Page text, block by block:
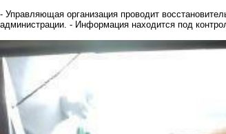
- Управляющая организация проводит
администрации. - Информация находится под